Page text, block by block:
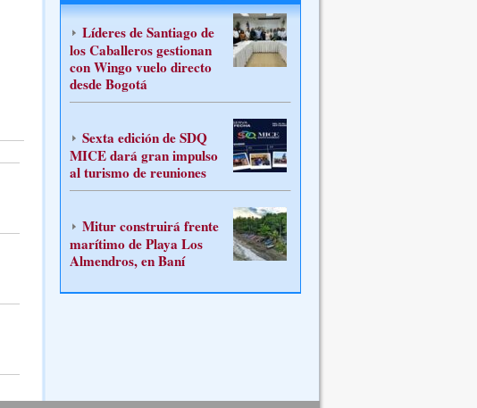
Líderes de Santiago de
los Caballeros gestionan
con Wingo vuelo directo
desde Bogotá
Sexta edición de SDQ
MICE dará gran impulso
al turismo de reuniones
Mitur construirá frente
marítimo de Playa Los
Almendros, en Baní